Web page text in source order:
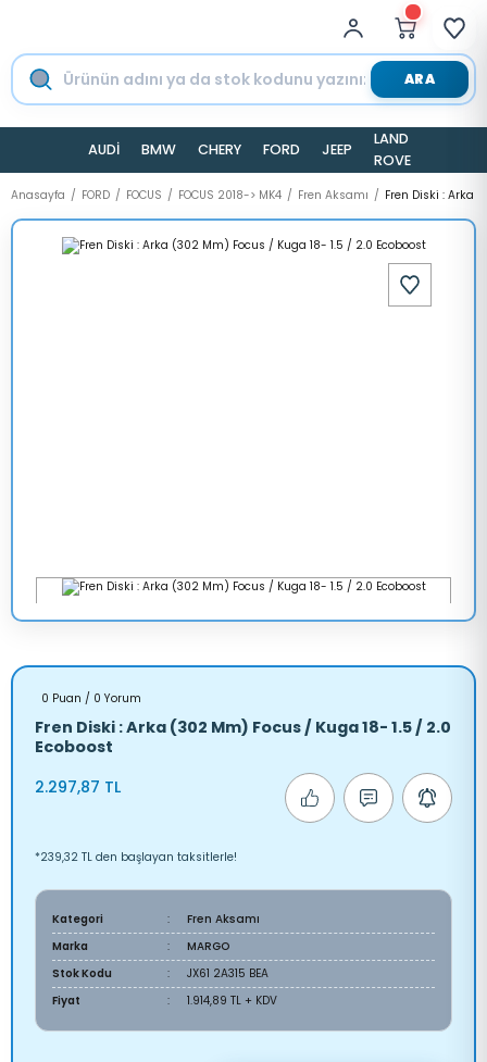
ARA
AUDİ BMW CHERY FORD JEEP
LAND
ROVER
Anasayfa FORD FOCUS FOCUS 2018-> MK4 Fren Aksamı Fren Diski : Arka
0 Puan / 0 Yorum
Fren Diski : Arka (302 Mm) Focus / Kuga 18- 1.5 / 2.0
Ecoboost
2.297,87 TL
*239,32 TL den başlayan taksitlerle!
Kategori
Fren Aksamı
Marka
MARGO
Stok Kodu
JX61 2A315 BEA
Fiyat
1.914,89 TL + KDV